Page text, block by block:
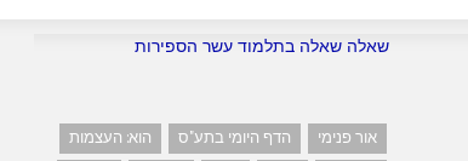
שאלה שאלה בתלמוד עשר הספירות
אור פנימי הדף היומי בתע"ס
הוא: העצמות